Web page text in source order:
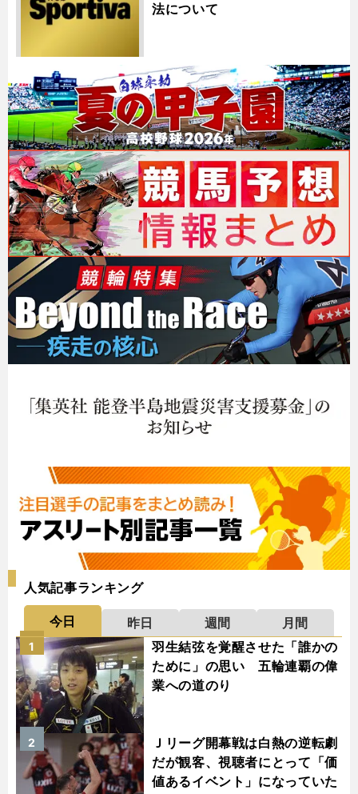
法について
人気記事ランキング
今日 昨日 週間
月間
羽生結弦を覚醒させた「誰かの
ために」の思い 五輪連覇の偉
業への道のり
1
Ｊリーグ開幕戦は白熱の逆転劇
だが観客、視聴者にとって「価
値あるイベント」になっていた
2